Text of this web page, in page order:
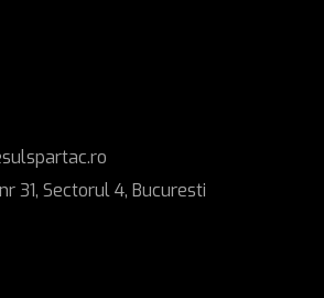
31, Sectorul 4, Bucuresti